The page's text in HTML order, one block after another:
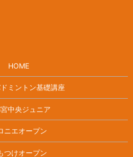
HOME
ミントン基礎講座
中央ジュニア
ニエオープン
つけオープン